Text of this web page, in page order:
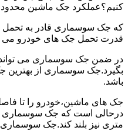
کنیم؟عملکرد جک ماشین
که جک سوسماری قادر به تحمل
قدرت تحمل جک های خودرو می
در ضمن جک سوسماری می تواند
باشد.
جک های ماشین،خودرو را تا
متری نیز بلند کند.جک سوسماری